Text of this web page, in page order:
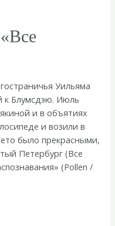
Уильяма
к Блумсдэю. Июль
и в объятиях
и возили в
было прекрасными,
Петербург (Все
(Pollen /